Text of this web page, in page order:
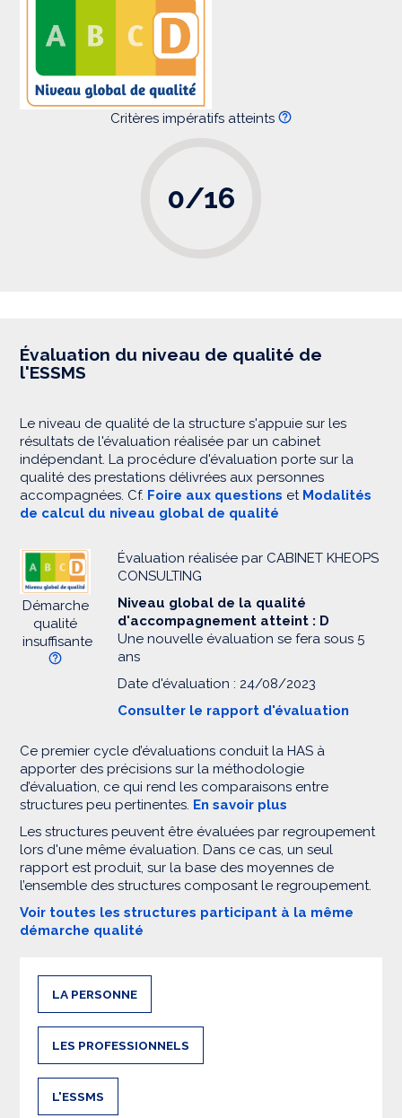
Critères impératifs atteints
0/16
Évaluation du niveau de qualité de
l'ESSMS
Le niveau de qualité de la structure s'appuie sur les
résultats de l'évaluation réalisée par un cabinet
indépendant. La procédure d'évaluation porte sur la
qualité des prestations délivrées aux personnes
accompagnées. Cf. Foire aux questions et Modalités
de calcul du niveau global de qualité
Démarche
qualité
insuffisante
Évaluation réalisée par CABINET KHEOPS
CONSULTING
Niveau global de la qualité
d'accompagnement atteint : D
Une nouvelle évaluation se fera sous 5
ans
Date d'évaluation : 24/08/2023
Consulter le rapport d'évaluation
Ce premier cycle d’évaluations conduit la HAS à
apporter des précisions sur la méthodologie
d’évaluation, ce qui rend les comparaisons entre
structures peu pertinentes. En savoir plus
Les structures peuvent être évaluées par regroupement
lors d'une même évaluation. Dans ce cas, un seul
rapport est produit, sur la base des moyennes de
l’ensemble des structures composant le regroupement.
Voir toutes les structures participant à la même
démarche qualité
LA PERSONNE
LES PROFESSIONNELS
L'ESSMS